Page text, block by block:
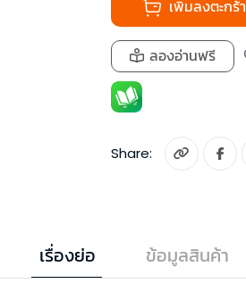
เพิ่มลงตะกร้า
ลองอ่านฟรี
Share:
เรื่องย่อ ข้อมูลสินค้า